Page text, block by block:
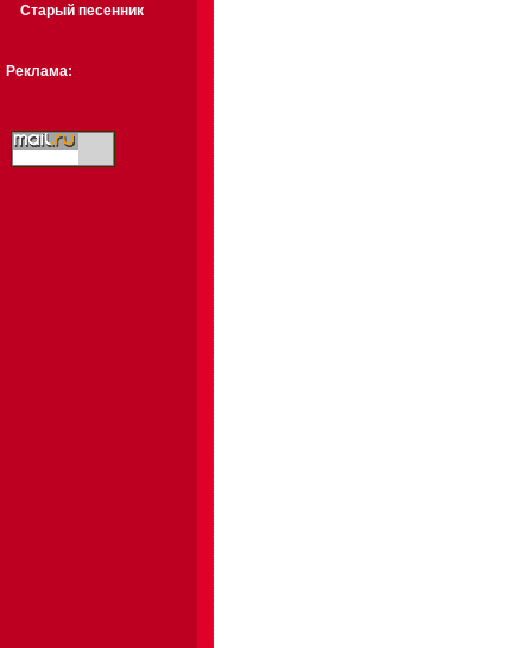
Старый песенник
Реклама: